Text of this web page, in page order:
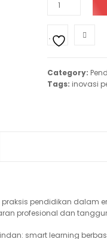
Category:
Tags: inovasi
pendidikan dalam
profesional dan
smart learning